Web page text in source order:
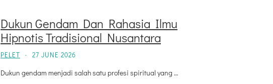
Dukun Gendam Dan Rahasia Ilmu
Hipnotis Tradisional Nusantara
PELET · 27 JUNE 2026
Dukun gendam menjadi salah satu profesi spiritual yang …